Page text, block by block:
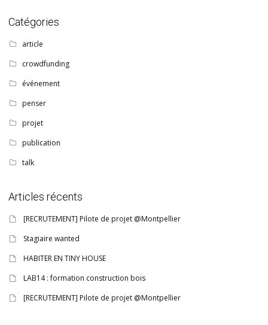
Catégories
article
crowdfunding
événement
penser
projet
publication
talk
Articles récents
[RECRUTEMENT] Pilote de projet @Montpellier
Stagiaire wanted
HABITER EN TINY HOUSE
LAB14 : formation construction bois
[RECRUTEMENT] Pilote de projet @Montpellier